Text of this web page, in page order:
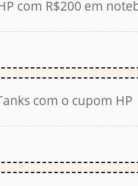
com R$200 em
com o cupom HP